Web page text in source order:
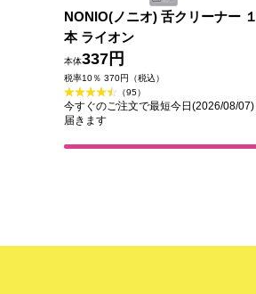
NONIO(ノニオ) 舌クリーナー １
本 ライオン
本体337円
税率10％ 370円（税込）
（95）
今すぐのご注文で最短今日(2026/08/07)
届きます